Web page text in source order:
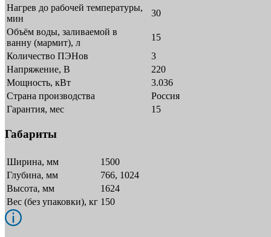
Нагрев до рабочей температуры,
мин
30
Объём воды, заливаемой в
ванну (мармит), л
15
Количество ПЭНов
3
Напряжение, В
220
Мощность, кВт
3.036
Страна производства
Россия
Гарантия, мес
15
Габариты
Ширина, мм
1500
Глубина, мм
766, 1024
Высота, мм
1624
Вес (без упаковки), кг 150